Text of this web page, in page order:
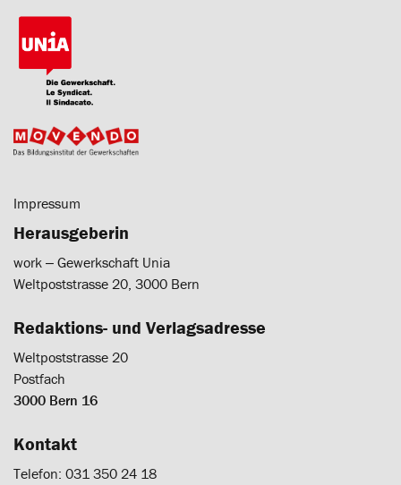
Impressum
Herausgeberin
work ‒ Gewerkschaft Unia
Weltpoststrasse 20, 3000 Bern
Redaktions- und Verlagsadresse
Weltpoststrasse 20
Postfach
3000 Bern 16
Kontakt
Telefon: 031 350 24 18